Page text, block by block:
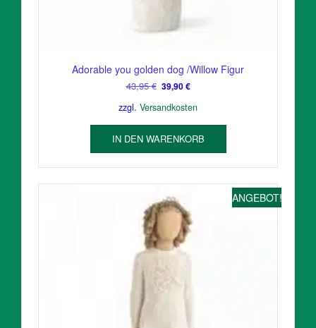
Adorable you golden dog /Willow Figur
43,95€ Ursprünglicher
war:
43,95 €
39,90€Aktueller
ist:
39,90 €.
zzgl. Versandkosten
IN DEN WARENKORB
ANGEBOT!